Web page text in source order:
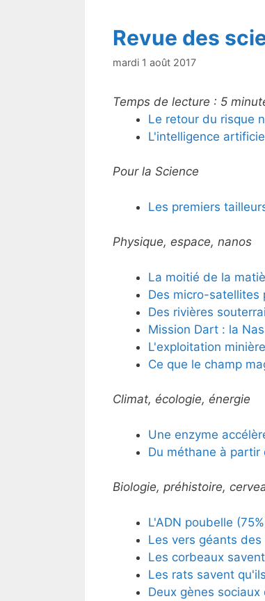
Revue des
mardi 1 août 2017
Temps de lecture : 5
Le retour du risque
L'intelligence
Pour la Science
Les premiers
Physique, espace, nanos
La moitié de la
Des micro-satellites
Des rivières
Mission Dart : la
L'exploitation
Ce que le champ
Climat, écologie, énergie
Une enzyme
Du méthane à partir
Biologie, préhistoire,
L'ADN poubelle
Les vers géants
Les corbeaux
Les rats savent
Deux gènes